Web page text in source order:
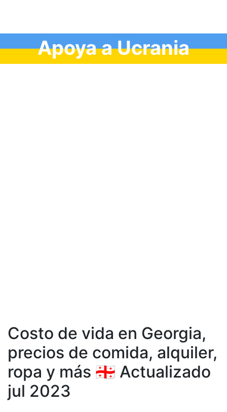
Apoya a Ucrania
Costo de vida en Georgia,
precios de comida, аlquiler,
ropa y más 🇬🇪 Actualizado
jul 2023